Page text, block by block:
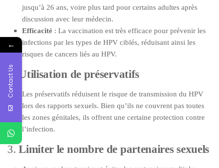
jusqu’à 26 ans, voire plus tard pour certains adultes après
discussion avec leur médecin.
Efficacité : La vaccination est très efficace pour prévenir les
infections par les types de HPV ciblés, réduisant ainsi les
risques de cancers liés au HPV.
2. Utilisation de préservatifs
Les préservatifs réduisent le risque de transmission du HPV
lors des rapports sexuels. Bien qu’ils ne couvrent pas toutes
les zones génitales, ils offrent une certaine protection contre
l’infection.
3.Limiter le nombre de partenaires sexuels
←
Contact Us